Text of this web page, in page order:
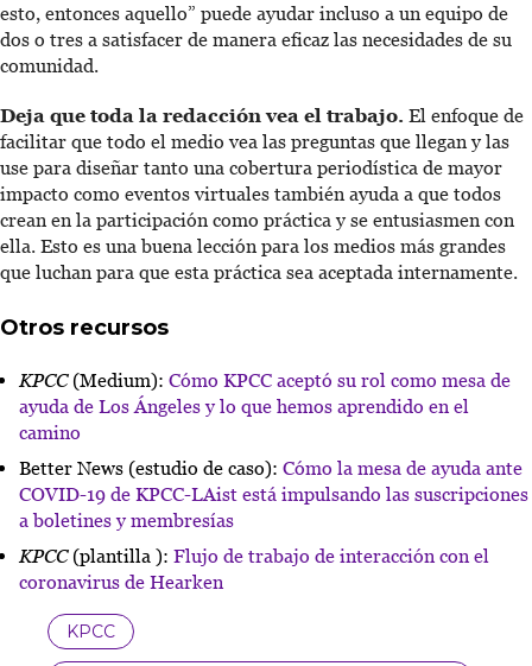
esto, entonces aquello” puede ayudar incluso a un equipo de
dos o tres a satisfacer de manera eficaz las necesidades de su
comunidad.
Deja que toda la redacción vea el trabajo. El enfoque de
facilitar que todo el medio vea las preguntas que llegan y las
use para diseñar tanto una cobertura periodística de mayor
impacto como eventos virtuales también ayuda a que todos
crean en la participación como práctica y se entusiasmen con
ella. Esto es una buena lección para los medios más grandes
que luchan para que esta práctica sea aceptada internamente.
Otros recursos
KPCC (Medium): Cómo KPCC aceptó su rol como mesa de
ayuda de Los Ángeles y lo que hemos aprendido en el
camino
Better News (estudio de caso): Cómo la mesa de ayuda ante
COVID-19 de KPCC-LAist está impulsando las suscripciones
a boletines y membresías
KPCC(plantilla ): Flujo de trabajo de interacción con el
coronavirus de Hearken
KPCC